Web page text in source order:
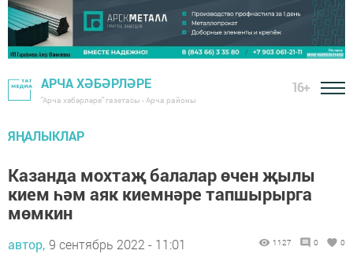
АРЧА ХӘБӘРЛӘРЕ
"Арча хәбәрләре" газетасы - Арча районы
16+
ЯҢАЛЫКЛАР
Казанда мохтаҗ балалар өчен җылы
кием һәм аяк киемнәре тапшырырга
мөмкин
автор, 9 сентябрь 2022 - 11:01 1127 0 0